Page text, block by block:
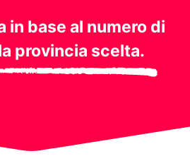
in base al numero di
provincia scelta.